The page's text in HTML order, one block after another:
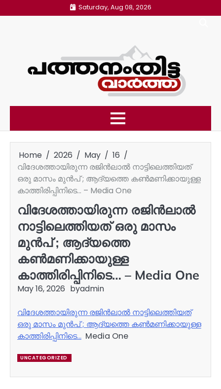
to
Saturday, Aug 08, 2026
Home 2026 May
16
വിദേശത്തായിരുന്ന രജിൻലാൽ നാട്ടിലെത്തിയത്
ഒരു മാസം മുൻപ് ; ആദ്യത്തെ കൺമണിക്കായുള്ള
കാത്തിരിപ്പിനിടെ… – Media One
വിദേശത്തായിരുന്ന രജിൻലാൽ
നാട്ടിലെത്തിയത് ഒരു മാസം
മുൻപ് ; ആദ്യത്തെ
കൺമണിക്കായുള്ള
കാത്തിരിപ്പിനിടെ… – Media One
May 16, 2026 byadmin
വിദേശത്തായിരുന്ന രജിൻലാൽ നാട്ടിലെത്തിയത്
ഒരു മാസം മുൻപ് ; ആദ്യത്തെ കൺമണിക്കായുള്ള
കാത്തിരിപ്പിനിടെ… Media One
UNCATEGORIZED